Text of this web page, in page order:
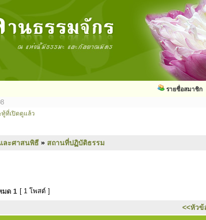
รายชื่อสมาชิก
ทู้ที่เปิดดูแล้ว
ละศาสนพิธี » สถานที่ปฏิบัติธรรม
มด 1 [ 1 โพสต์ ]
<<หัวข้